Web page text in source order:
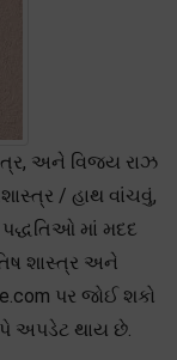
અને વિજય રાઝ
/ હાથ વાંચવું,
માં મદદ
શાસ્ત્ર અને
પર જોઈ શકો
અપડેટ થાય છે.